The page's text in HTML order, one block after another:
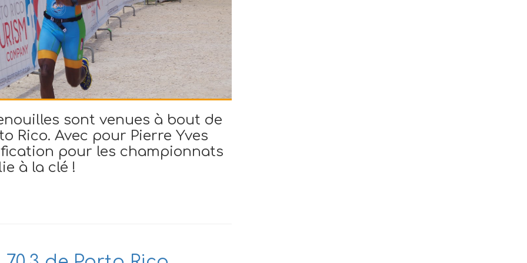
sont venues à bout de
Rico. Avec pour Pierre Yves
pour les championnats
à la clé !